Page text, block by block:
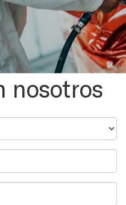
nosotros